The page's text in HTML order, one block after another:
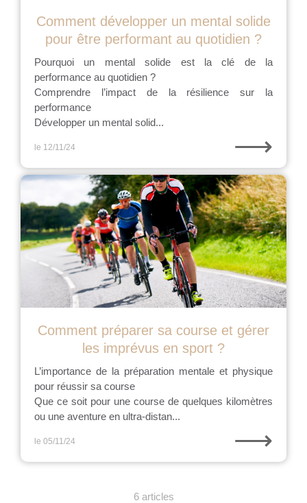
Comment développer un mental solide
pour être performant au quotidien ?
Pourquoi un mental solide est la clé de la
performance au quotidien ?
Comprendre l’impact de la résilience sur la
performance
Développer un mental solid...
le 12/11/24 ⟶
Comment préparer sa course et gérer
les imprévus en sport ?
L’importance de la préparation mentale et physique
pour réussir sa course
Que ce soit pour une course de quelques kilomètres
ou une aventure en ultra-distan...
le 05/11/24 ⟶
6 articles